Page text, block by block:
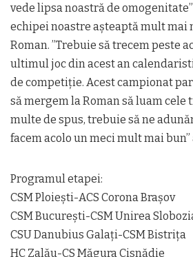
vede lipsa noastră de
echipei noastre așteaptă mult mai
Roman. ”Trebuie să trecem peste
ultimul joc din acest an
de competiție. Acest campionat
să mergem la Roman să luam cele
multe de spus, trebuie să ne
facem acolo un meci mult mai
Programul etapei:
CSM Ploieşti-ACS Corona Braşov
CSM Bucureşti-CSM Unirea
CSU Danubius Galaţi-CSM Bistriţa
HC Zalău-CS Măgura Cisnădie